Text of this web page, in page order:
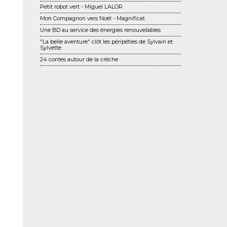
Petit robot vert - Miguel LALOR
Mon Compagnon vers Noël - Magnificat
Une BD au service des énergies renouvelables
"La belle aventure" clôt les péripéties de Sylvain et
Sylvette
24 contes autour de la crèche